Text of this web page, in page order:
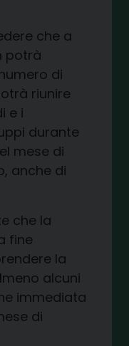
che a
potrà
di
riunire
e i
durante
mese di
anche di
che la
fine
la
alcuni
immediata
di